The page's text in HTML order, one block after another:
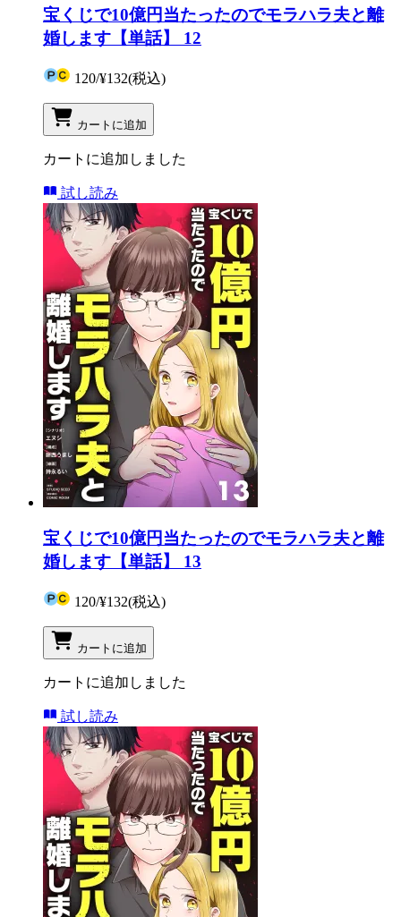
宝くじで10億円当たったのでモラハラ夫と離
婚します【単話】 12
120/¥132(税込)
カートに追加
カートに追加しました
試し読み
宝くじで10億円当たったのでモラハラ夫と離
婚します【単話】 13
120/¥132(税込)
カートに追加
カートに追加しました
試し読み